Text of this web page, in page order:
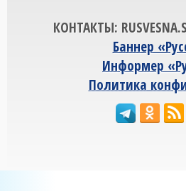
КОНТАКТЫ:
Баннер
Информер
Политика